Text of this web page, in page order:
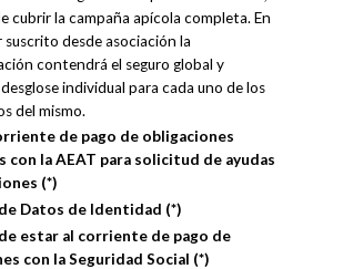
cubrir la campaña apícola completa. En
suscrito desde asociación la
contendrá el seguro global y
individual para cada uno de los
del mismo.
de pago de obligaciones
con la AEAT para solicitud de ayudas
(*)
Datos de Identidad (*)
estar al corriente de pago de
con la Seguridad Social (*)